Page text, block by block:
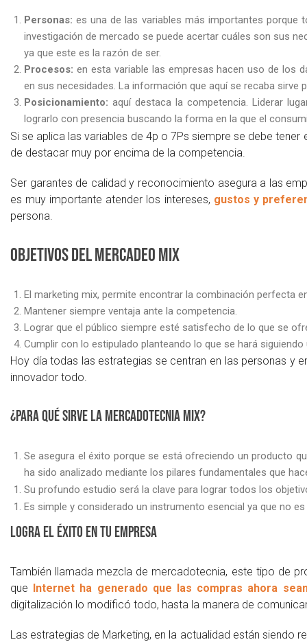
Personas:es una de las variables más importantes porque
investigación de mercado se puede acertar cuáles son sus
ya que este es la razón de ser.
Procesos: en esta variable las empresas hacen uso de los
en sus necesidades. La información que aquí se recaba sirve
Posicionamiento: aquí destaca la competencia. Liderar
lograrlo con presencia buscando la forma en la que el
Si se aplica las variables de 4p o 7Ps siempre se debe
de destacar muy por encima de la competencia.
Ser garantes de calidad y reconocimiento asegura a las
es muy importante atender los intereses, gustos y
persona.
Objetivos del mercadeo mix
El marketing mix, permite encontrar la combinación perfecta
Mantener siempre ventaja ante la competencia.
Lograr que el público siempre esté satisfecho de lo que se
Cumplir con lo estipulado planteando lo que se hará
Hoy día todas las estrategias se centran en las personas y
innovador todo.
¿Para qué sirve la mercadotecnia mix?
Se asegura el éxito porque se está ofreciendo un producto
ha sido analizado mediante los pilares fundamentales que
Su profundo estudio será la clave para lograr todos los
Es simple y considerado un instrumento esencial ya que no
Logra el éxito en tu empresa
También llamada mezcla de mercadotecnia, este tipo de
que Internet ha generado que las compras ahora
digitalización lo modificó todo, hasta la manera de
Las estrategias de Marketing, en la actualidad están siendo